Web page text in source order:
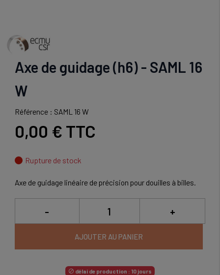
Axe de guidage (h6) - SAML 16
W
Référence : SAML 16 W
0,00 € TTC
Rupture de stock
Axe de guidage linéaire de précision pour douilles à billes.
- +
AJOUTER AU PANIER
 délai de production : 10 jours